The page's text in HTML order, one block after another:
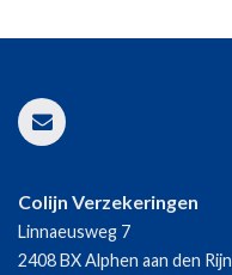
Colijn Verzekeringen
Linnaeusweg 7
2408 BXAlphen aan den Rijn